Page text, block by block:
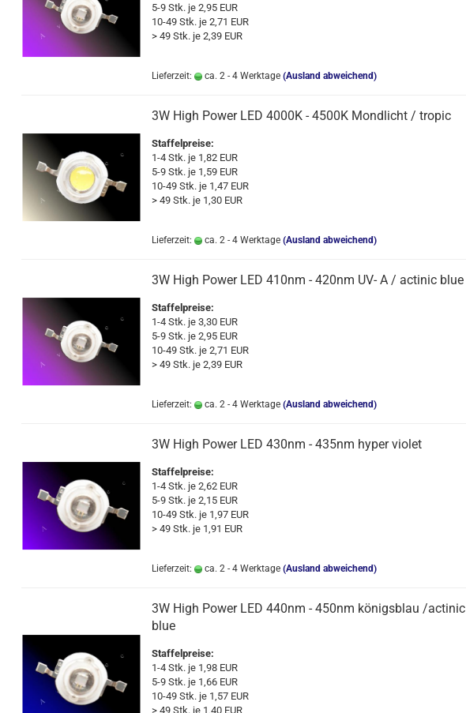
5-9 Stk. je 2,95 EUR
10-49 Stk. je 2,71 EUR
> 49 Stk. je 2,39 EUR
Lieferzeit: ca. 2 - 4 Werktage (Ausland abweichend)
3W High Power LED 4000K - 4500K Mondlicht / tropic
Staffelpreise:
1-4 Stk. je 1,82 EUR
5-9 Stk. je 1,59 EUR
10-49 Stk. je 1,47 EUR
> 49 Stk. je 1,30 EUR
Lieferzeit: ca. 2 - 4 Werktage (Ausland abweichend)
3W High Power LED 410nm - 420nm UV- A / actinic blue
Staffelpreise:
1-4 Stk. je 3,30 EUR
5-9 Stk. je 2,95 EUR
10-49 Stk. je 2,71 EUR
> 49 Stk. je 2,39 EUR
Lieferzeit: ca. 2 - 4 Werktage (Ausland abweichend)
3W High Power LED 430nm - 435nm hyper violet
Staffelpreise:
1-4 Stk. je 2,62 EUR
5-9 Stk. je 2,15 EUR
10-49 Stk. je 1,97 EUR
> 49 Stk. je 1,91 EUR
Lieferzeit: ca. 2 - 4 Werktage (Ausland abweichend)
3W High Power LED 440nm - 450nm königsblau /actinic
blue
Staffelpreise:
1-4 Stk. je 1,98 EUR
5-9 Stk. je 1,66 EUR
10-49 Stk. je 1,57 EUR
> 49 Stk. je 1,40 EUR